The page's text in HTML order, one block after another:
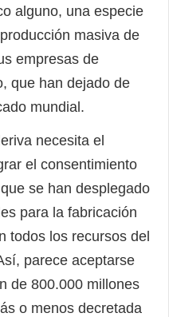
alguno, una especie
masiva de
empresas de
que han dejado de
mundial.
necesita el
el consentimiento
se han desplegado
para la fabricación
todos los recursos del
parece aceptarse
de 800.000 millones
o menos decretada